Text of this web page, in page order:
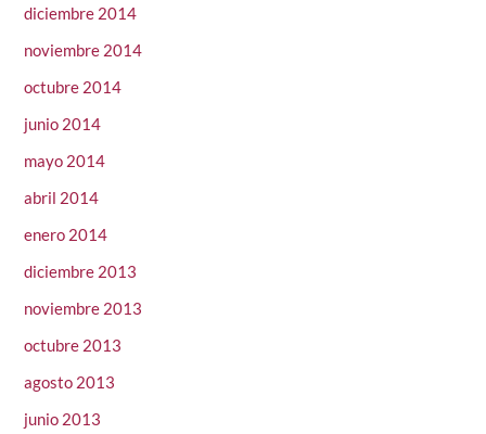
diciembre 2014
noviembre 2014
octubre 2014
junio 2014
mayo 2014
abril 2014
enero 2014
diciembre 2013
noviembre 2013
octubre 2013
agosto 2013
junio 2013